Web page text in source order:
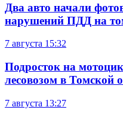
Два авто начали
нарушений ПДД на
7 августа 15:32
Подросток на
лесовозом в Томской
7 августа 13:27